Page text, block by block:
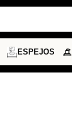
ESPEJOS